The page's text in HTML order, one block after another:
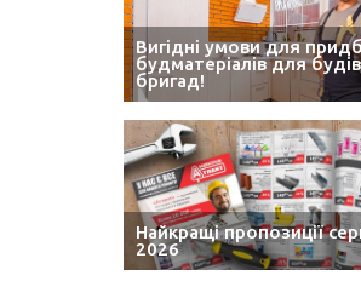
Вигідні умови для
будматеріалів для
бригад!
Найкращі пропозиції
2026